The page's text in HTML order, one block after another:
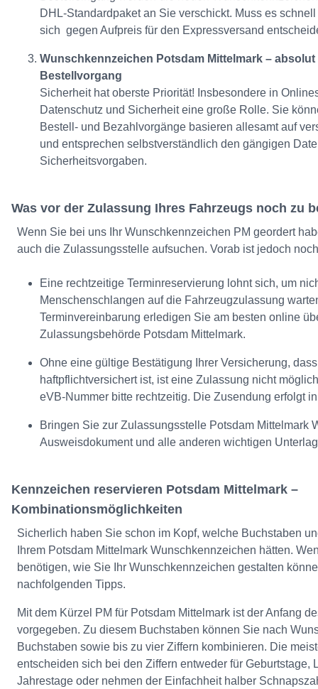
DHL-Standardpaket an Sie verschickt. Muss es
sich gegen Aufpreis für den Expressversand
Wunschkennzeichen Potsdam Mittelmark –
Bestellvorgang
Sicherheit hat oberste Priorität! Insbesondere in
Datenschutz und Sicherheit eine große Rolle. Sie
Bestell- und Bezahlvorgänge basieren allesamt auf
und entsprechen selbstverständlich den gängigen
Sicherheitsvorgaben.
Was vor der Zulassung Ihres Fahrzeugs noch zu
Wenn Sie bei uns Ihr Wunschkennzeichen PM geordert
auch die Zulassungsstelle aufsuchen. Vorab ist jedoch
Eine rechtzeitige Terminreservierung lohnt sich, um
Menschenschlangen auf die Fahrzeugzulassung
Terminvereinbarung erledigen Sie am besten online
Zulassungsbehörde Potsdam Mittelmark.
Ohne eine gültige Bestätigung Ihrer Versicherung,
haftpflichtversichert ist, ist eine Zulassung nicht
eVB-Nummer bitte rechtzeitig. Die Zusendung erfolgt
Bringen Sie zur Zulassungsstelle Potsdam Mittelmark
Ausweisdokument und alle anderen wichtigen
Kennzeichen reservieren Potsdam Mittelmark –
Kombinationsmöglichkeiten
Sicherlich haben Sie schon im Kopf, welche Buchstaben
Ihrem Potsdam Mittelmark Wunschkennzeichen hätten.
benötigen, wie Sie Ihr Wunschkennzeichen gestalten
nachfolgenden Tipps.
Mit dem Kürzel PM für Potsdam Mittelmark ist der Anfang
vorgegeben. Zu diesem Buchstaben können Sie nach
Buchstaben sowie bis zu vier Ziffern kombinieren. Die
entscheiden sich bei den Ziffern entweder für Geburtstage,
Jahrestage oder nehmen der Einfachheit halber